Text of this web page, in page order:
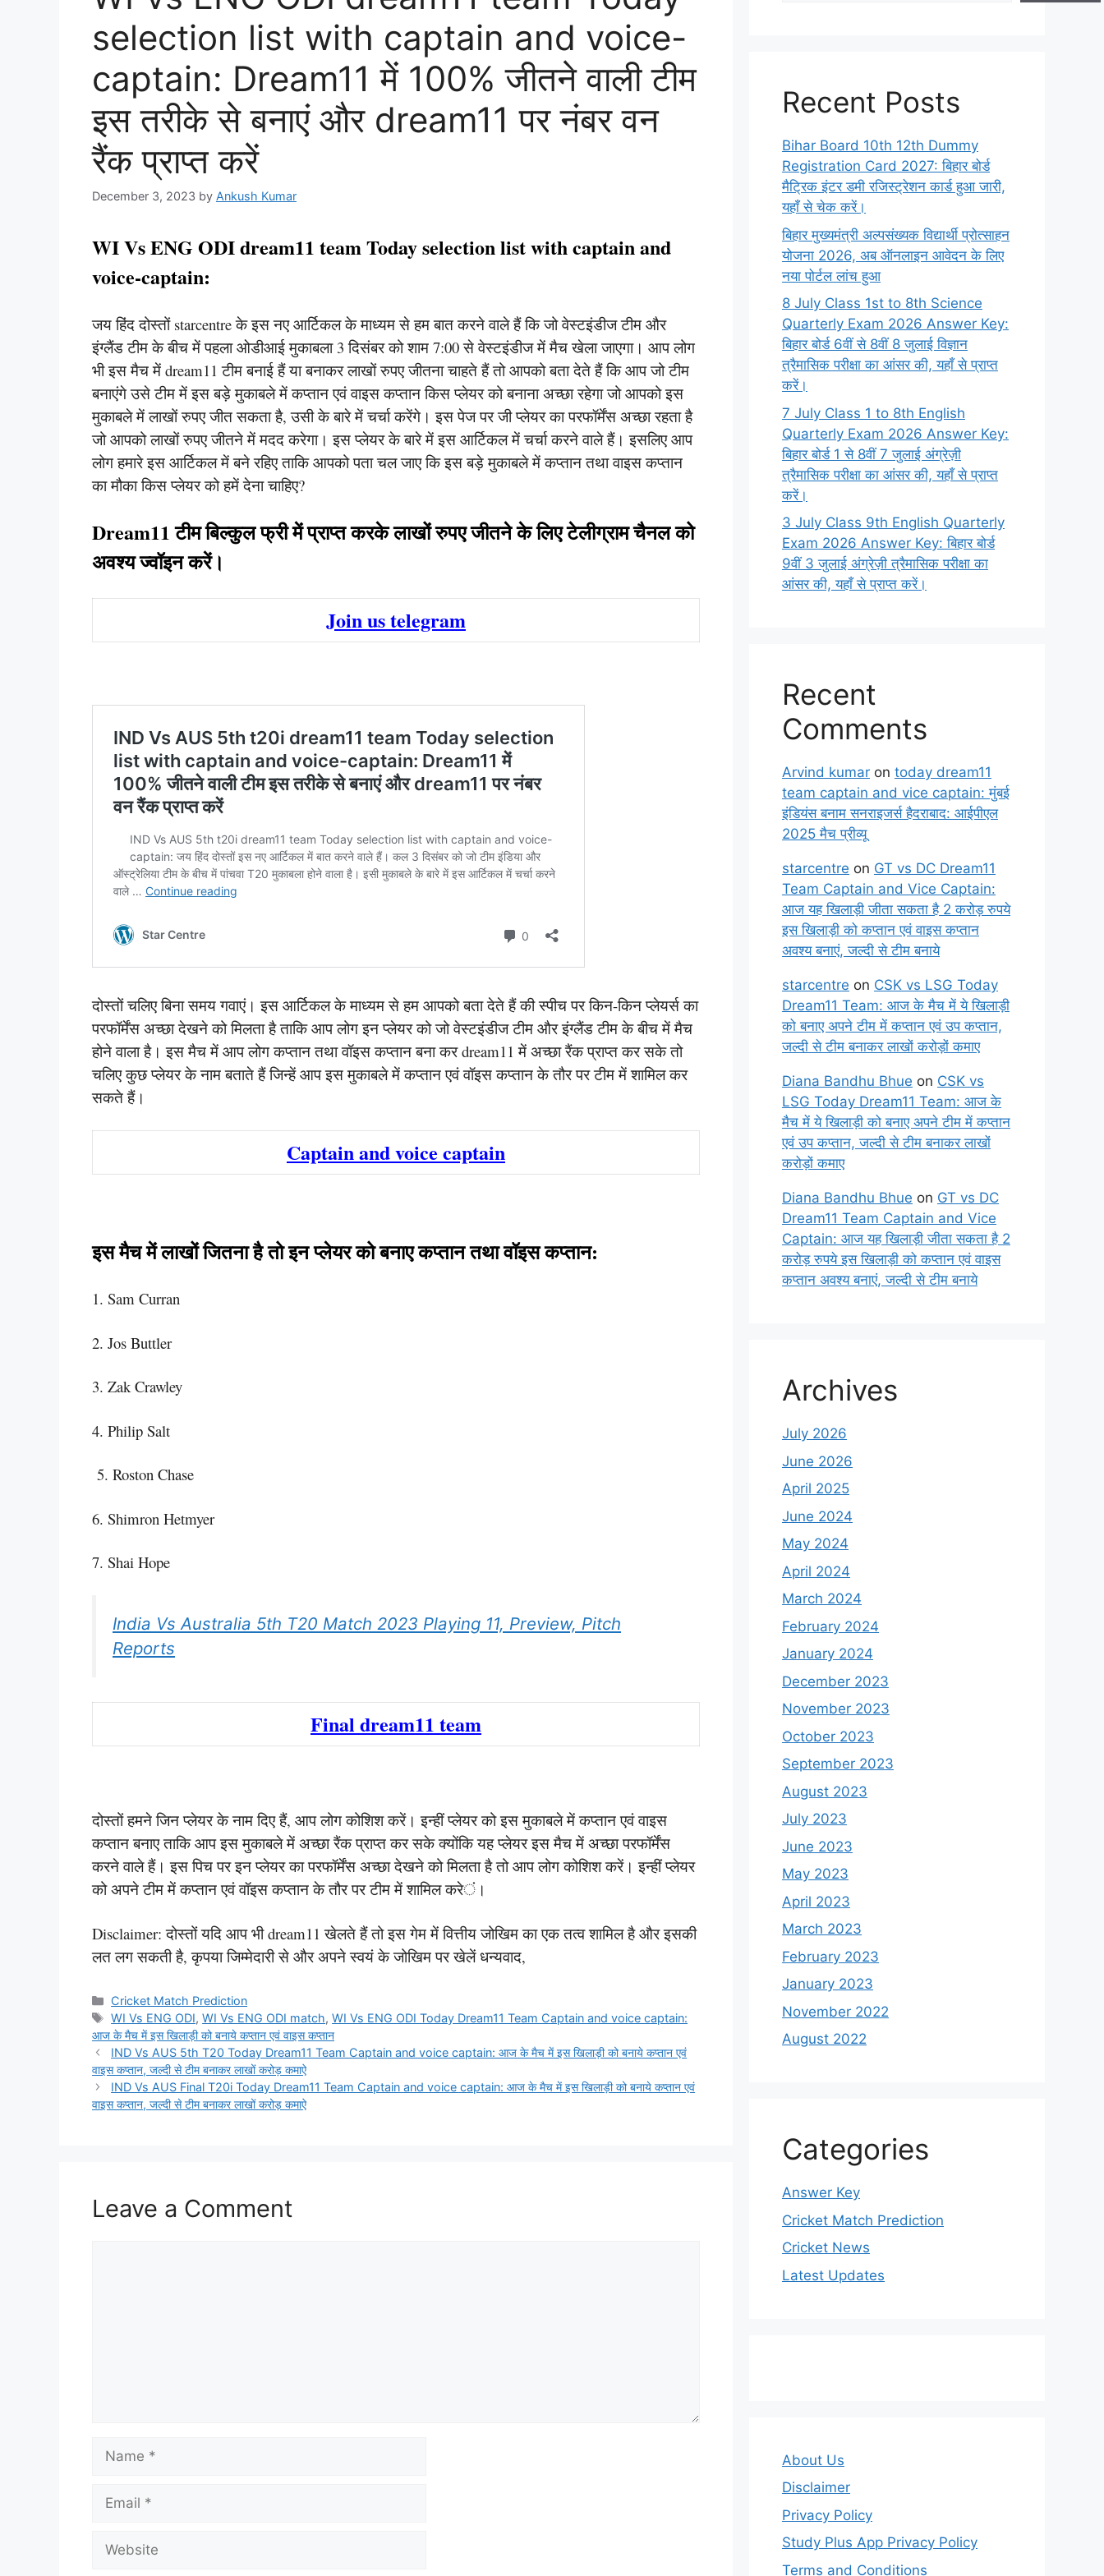
selection list with captain and voice-
captain: Dream11 में 100% जीतने वाली टीम
इस तरीके से बनाएं और dream11 पर नंबर वन
रैंक प्राप्त करें
December 3, 2023 by Ankush Kumar
WI Vs ENG ODI dream11 team Today selection list with captain and
voice-captain:
जय हिंद दोस्तों starcentre के इस नए आर्टिकल के माध्यम से हम बात करने वाले हैं कि जो वेस्टइंडीज टीम और
इंग्लैंड टीम के बीच में पहला ओडीआई मुकाबला 3 दिसंबर को शाम 7:00 से वेस्टइंडीज में मैच खेला जाएगा। आप लोग
भी इस मैच में dream11 टीम बनाई हैं या बनाकर लाखों रुपए जीतना चाहते हैं तो आपको बता देते हैं कि आप जो टीम
बनाएंगे उसे टीम में इस बड़े मुकाबले में कप्तान एवं वाइस कप्तान किस प्लेयर को बनाना अच्छा रहेगा जो आपको इस
मुकाबले में लाखों रुपए जीत सकता है, उसी के बारे में चर्चा करेंगे। इस पेज पर जी प्लेयर का परफॉर्मेंस अच्छा रहता है
जो आपको लाखों रुपए जीतने में मदद करेगा। इस प्लेयर के बारे में इस आर्टिकल में चर्चा करने वाले हैं। इसलिए आप
लोग हमारे इस आर्टिकल में बने रहिए ताकि आपको पता चल जाए कि इस बड़े मुकाबले में कप्तान तथा वाइस कप्तान
का मौका किस प्लेयर को हमें देना चाहिए?
Dream11 टीम बिल्कुल फ्री में प्राप्त करके लाखों रुपए जीतने के लिए टेलीग्राम चैनल को
अवश्य ज्वॉइन करें।
Join us telegram
दोस्तों चलिए बिना समय गवाएं। इस आर्टिकल के माध्यम से हम आपको बता देते हैं की स्पीच पर किन-किन प्लेयर्स का
परफॉर्मेंस अच्छा देखने को मिलता है ताकि आप लोग इन प्लेयर को जो वेस्टइंडीज टीम और इंग्लैंड टीम के बीच में मैच
होने वाला है। इस मैच में आप लोग कप्तान तथा वॉइस कप्तान बना कर dream11 में अच्छा रैंक प्राप्त कर सके तो
चलिए कुछ प्लेयर के नाम बताते हैं जिन्हें आप इस मुकाबले में कप्तान एवं वॉइस कप्तान के तौर पर टीम में शामिल कर
सकते हैं।
Captain and voice captain
इस मैच में लाखों जितना है तो इन प्लेयर को बनाए कप्तान तथा वॉइस कप्तान:
1. Sam Curran
2. Jos Buttler
3. Zak Crawley
4. Philip Salt
5. Roston Chase
6. Shimron Hetmyer
7. Shai Hope
India Vs Australia 5th T20 Match 2023 Playing 11, Preview, Pitch
Reports
Final dream11 team
दोस्तों हमने जिन प्लेयर के नाम दिए हैं, आप लोग कोशिश करें। इन्हीं प्लेयर को इस मुकाबले में कप्तान एवं वाइस
कप्तान बनाए ताकि आप इस मुकाबले में अच्छा रैंक प्राप्त कर सके क्योंकि यह प्लेयर इस मैच में अच्छा परफॉर्मेंस
करने वाले हैं। इस पिच पर इन प्लेयर का परफॉर्मेंस अच्छा देखने को मिलता है तो आप लोग कोशिश करें। इन्हीं प्लेयर
को अपने टीम में कप्तान एवं वॉइस कप्तान के तौर पर टीम में शामिल करें।
Disclaimer: दोस्तों यदि आप भी dream11 खेलते हैं तो इस गेम में वित्तीय जोखिम का एक तत्व शामिल है और इसकी
लत लग सकती है, कृपया जिम्मेदारी से और अपने स्वयं के जोखिम पर खेलें धन्यवाद,
Categories
Cricket Match Prediction
Tags
WI Vs ENG ODI,WI Vs ENG ODI match,WI Vs ENG ODI Today Dream11 Team Captain and voice captain:
आज के मैच में इस खिलाड़ी को बनाये कप्तान एवं वाइस कप्तान
IND Vs AUS 5th T20 Today Dream11 Team Captain and voice captain: आज के मैच में इस खिलाड़ी को बनाये कप्तान एवं
वाइस कप्तान, जल्दी से टीम बनाकर लाखों करोड़ कमाऐ
IND Vs AUS Final T20i Today Dream11 Team Captain and voice captain: आज के मैच में इस खिलाड़ी को बनाये कप्तान एवं
वाइस कप्तान, जल्दी से टीम बनाकर लाखों करोड़ कमाऐ
Leave a Comment
Recent Posts
Bihar Board 10th 12th Dummy
Registration Card 2027: बिहार बोर्ड
मैट्रिक इंटर डमी रजिस्ट्रेशन कार्ड हुआ जारी,
यहाँ से चेक करें।
बिहार मुख्यमंत्री अल्पसंख्यक विद्यार्थी प्रोत्साहन
योजना 2026, अब ऑनलाइन आवेदन के लिए
नया पोर्टल लांच हुआ
8 July Class 1st to 8th Science
Quarterly Exam 2026 Answer Key:
बिहार बोर्ड 6वीं से 8वीं 8 जुलाई विज्ञान
त्रैमासिक परीक्षा का आंसर की, यहाँ से प्राप्त
करें।
7 July Class 1 to 8th English
Quarterly Exam 2026 Answer Key:
बिहार बोर्ड 1 से 8वीं 7 जुलाई अंग्रेज़ी
त्रैमासिक परीक्षा का आंसर की, यहाँ से प्राप्त
करें।
3 July Class 9th English Quarterly
Exam 2026 Answer Key: बिहार बोर्ड
9वीं 3 जुलाई अंग्रेज़ी त्रैमासिक परीक्षा का
आंसर की, यहाँ से प्राप्त करें।
Recent
Comments
Arvind kumar on today dream11
team captain and vice captain: मुंबई
इंडियंस बनाम सनराइजर्स हैदराबाद: आईपीएल
2025 मैच प्रीव्यू
starcentre on GT vs DC Dream11
Team Captain and Vice Captain:
आज यह खिलाड़ी जीता सकता है 2 करोड़ रुपये
इस खिलाड़ी को कप्तान एवं वाइस कप्तान
अवश्य बनाएं, जल्दी से टीम बनाये
starcentre on CSK vs LSG Today
Dream11 Team: आज के मैच में ये खिलाड़ी
को बनाए अपने टीम में कप्तान एवं उप कप्तान,
जल्दी से टीम बनाकर लाखों करोड़ों कमाए
Diana Bandhu Bhue on CSK vs
LSG Today Dream11 Team: आज के
मैच में ये खिलाड़ी को बनाए अपने टीम में कप्तान
एवं उप कप्तान, जल्दी से टीम बनाकर लाखों
करोड़ों कमाए
Diana Bandhu Bhue on GT vs DC
Dream11 Team Captain and Vice
Captain: आज यह खिलाड़ी जीता सकता है 2
करोड़ रुपये इस खिलाड़ी को कप्तान एवं वाइस
कप्तान अवश्य बनाएं, जल्दी से टीम बनाये
Archives
July 2026
June 2026
April 2025
June 2024
May 2024
April 2024
March 2024
February 2024
January 2024
December 2023
November 2023
October 2023
September 2023
August 2023
July 2023
June 2023
May 2023
April 2023
March 2023
February 2023
January 2023
November 2022
August 2022
Categories
Answer Key
Cricket Match Prediction
Cricket News
Latest Updates
About Us
Disclaimer
Privacy Policy
Study Plus App Privacy Policy
Terms and Conditions